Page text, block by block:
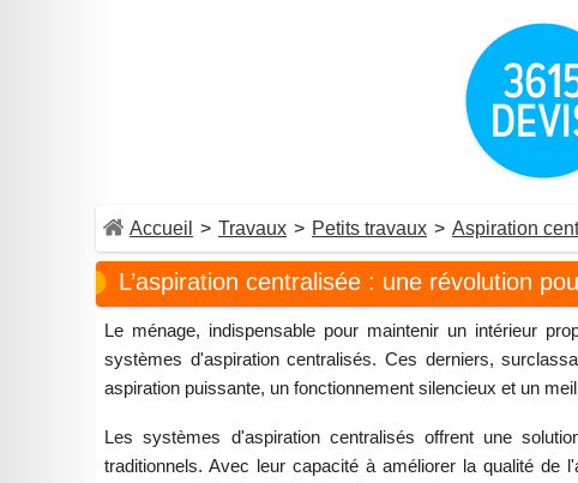
Accueil > Travaux > Petits travaux > Aspiration
L’aspiration centralisée : une révolution
Le ménage, indispensable pour maintenir un intérieur
systèmes d'aspiration centralisés. Ces derniers,
aspiration puissante, un fonctionnement silencieux et un
Les systèmes d'aspiration centralisés offrent une
traditionnels. Avec leur capacité à améliorer la qualité